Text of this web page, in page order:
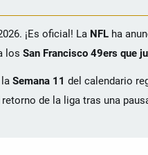
¡Es oficial! La NFL ha
los San Francisco 49ers que
Semana 11 del calendario
de la liga tras una